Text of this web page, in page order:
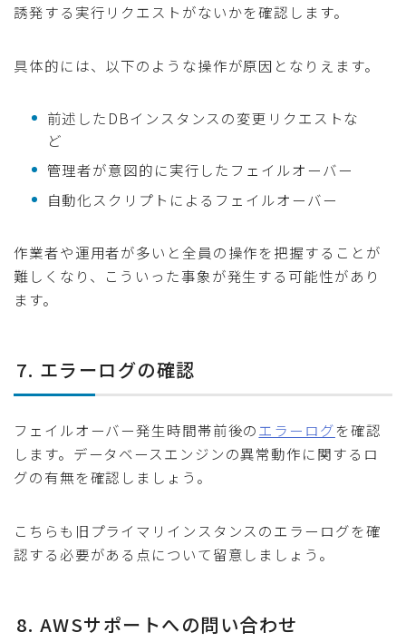
誘発する実行リクエストがないかを確認します。
具体的には、以下のような操作が原因となりえます。
前述したDBインスタンスの変更リクエストな
ど
管理者が意図的に実行したフェイルオーバー
自動化スクリプトによるフェイルオーバー
作業者や運用者が多いと全員の操作を把握することが
難しくなり、こういった事象が発生する可能性があり
ます。
7. エラーログの確認
フェイルオーバー発生時間帯前後のエラーログを確認
します。データベースエンジンの異常動作に関するロ
グの有無を確認しましょう。
こちらも旧プライマリインスタンスのエラーログを確
認する必要がある点について留意しましょう。
8. AWSサポートへの問い合わせ